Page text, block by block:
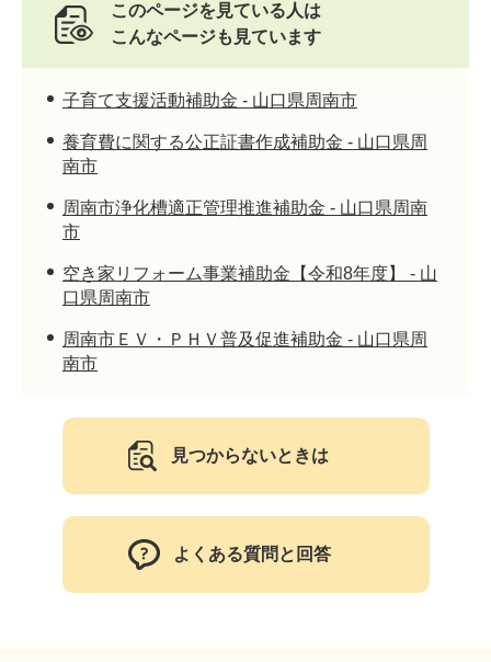
このページを見ている人は
こんなページも見ています
子育て支援活動補助金 - 山口県周南市
養育費に関する公正証書作成補助金 - 山口県周
南市
周南市浄化槽適正管理推進補助金 - 山口県周南
市
空き家リフォーム事業補助金【令和8年度】 - 山
口県周南市
周南市ＥＶ・ＰＨＶ普及促進補助金 - 山口県周
南市
見つからないときは
よくある質問と回答